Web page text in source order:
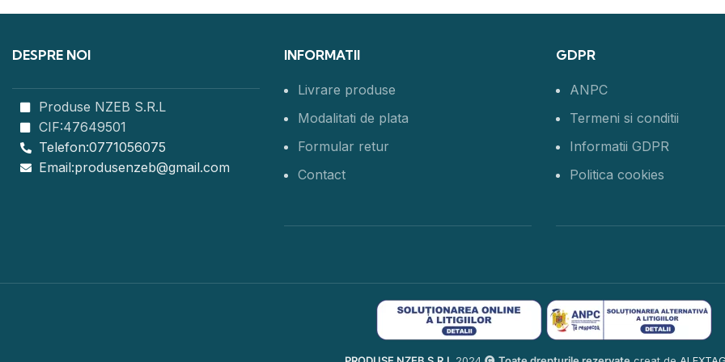
DESPRE NOI
Produse NZEB S.R.L
CIF:47649501
Telefon:0771056075
Email:produsenzeb@gmail.com
INFORMATII
Livrare produse
Modalitati de plata
Formular retur
Contact
GDPR
ANPC
Termeni si conditii
Informatii GDPR
Politica cookies